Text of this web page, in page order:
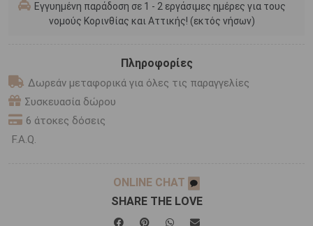
Εγγυημένη παράδοση σε 1 - 2 εργάσιμες ημέρες για τους
νομούς Κορινθίας και Αττικής! (εκτός νήσων)
Πληροφορίες
Δωρεάν μεταφορικά για όλες τις παραγγελίες
Συσκευασία δώρου
6 άτοκες δόσεις
F.A.Q.
ONLINE CHAT
SHARE THE LOVE